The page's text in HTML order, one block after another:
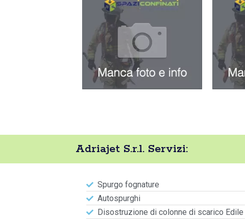
Adriajet S.r.l. Servizi:
Spurgo fognature
Autospurghi
Disostruzione di colonne di scarico Edile